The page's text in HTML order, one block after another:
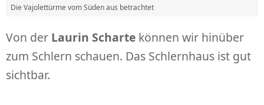
Die Vajolettürme vom Süden aus betrachtet
Von der Laurin Scharte können wir hinüber
zum Schlern schauen. Das Schlernhaus ist gut
sichtbar.